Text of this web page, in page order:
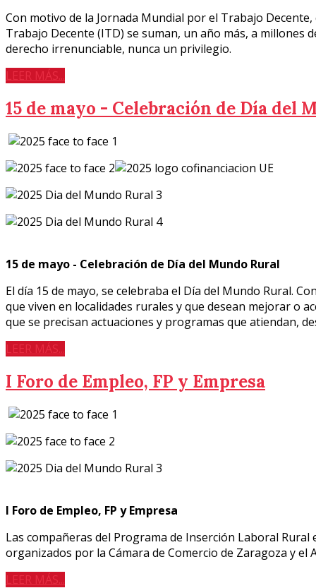
Con motivo de la Jornada Mundial por el Trabajo
Trabajo Decente (ITD) se suman, un año más, a
derecho irrenunciable, nunca un privilegio.
LEER MÁS...
15 de mayo - Celebración de Día del
15 de mayo - Celebración de Día del Mundo Rural
El día 15 de mayo, se celebraba el Día del Mundo Rural.
que viven en localidades rurales y que desean mejorar o
que se precisan actuaciones y programas que atiendan,
LEER MÁS...
I Foro de Empleo, FP y Empresa
I Foro de Empleo, FP y Empresa
Las compañeras del Programa de Inserción Laboral Rural
organizados por la Cámara de Comercio de Zaragoza y el
LEER MÁS...